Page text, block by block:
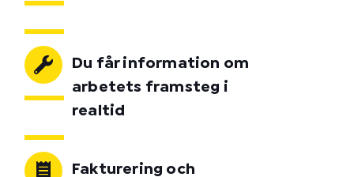
Du får information om
arbetets framsteg i
realtid
Fakturering och